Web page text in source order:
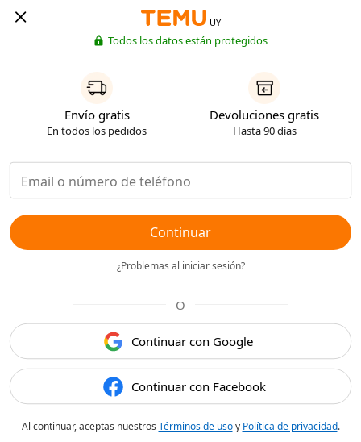
UY
Todos los datos están protegidos
Envío gratis
En todos los pedidos
Devoluciones gratis
Hasta 90 días
Continuar
¿Problemas al iniciar sesión?
O
Continuar con Google
Continuar con Facebook
Al continuar, aceptas nuestros Términos de usoy Política de privacidad.